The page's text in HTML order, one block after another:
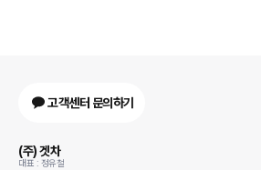
고객센터 문의하기
(주) 겟차
대표 : 정유철